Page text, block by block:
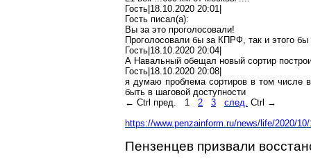
Гость|18.10.2020 20:01|
Гость писал(a):
Вы за это проголосовали!
Проголосовали бы за КПРФ, так и этого
Гость|18.10.2020 20:04|
А Навальный обещал новый сортир
Гость|18.10.2020 20:08|
я думаю проблема сортиров в том числе
быть в шаговой доступности
← Ctrl пред. 1 2 3 след. Ctrl →
https://www.penzainform.ru/news/life/2020/
Пензенцев призвали